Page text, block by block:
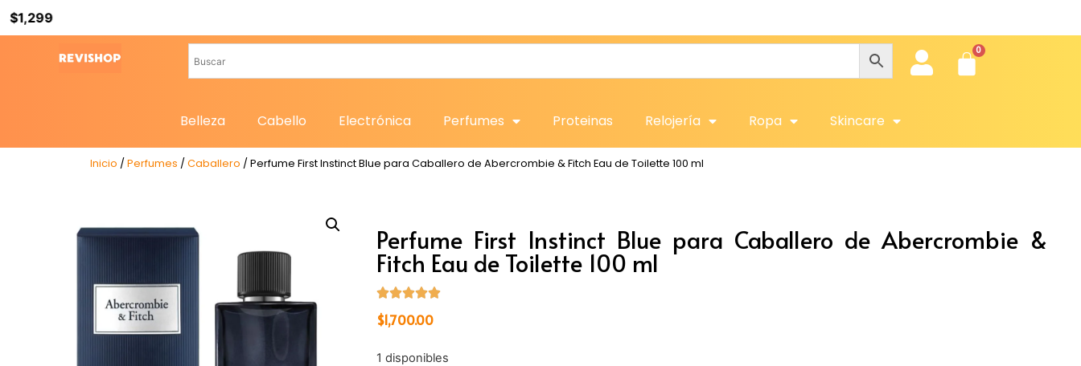
Belleza Cabello Electrónica Perfumes Proteinas Relojería Ropa Skincare
Inicio / Perfumes / Caballero / Perfume First Instinct Blue para Caballero de Abercrombie & Fitch Eau de Toilette 100 ml
Perfume First Instinct Blue para Caballero de Abercrombie &
Fitch Eau de Toilette 100 ml
$1,700.00
1 disponibles